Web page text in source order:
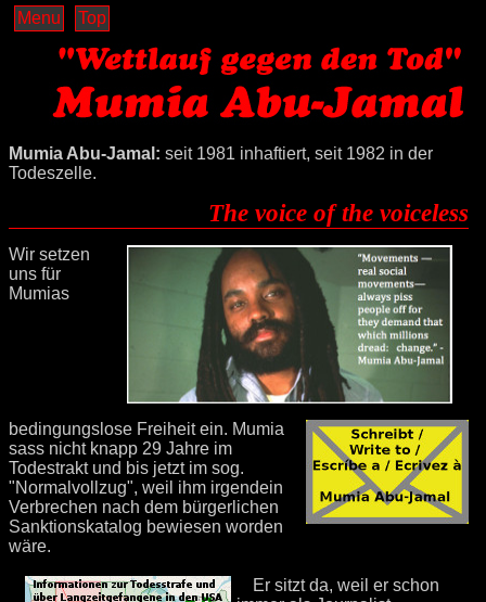
Menu Top
Mumia Abu-Jamal: seit 1981 inhaftiert, seit 1982 in der
Todeszelle.
The voice of the voiceless
Wir setzen
uns für
Mumias
bedingungslose Freiheit ein. Mumia
sass nicht knapp 29 Jahre im
Todestrakt und bis jetzt im sog.
"Normalvollzug", weil ihm irgendein
Verbrechen nach dem bürgerlichen
Sanktionskatalog bewiesen worden
wäre.
Er sitzt da, weil er schon